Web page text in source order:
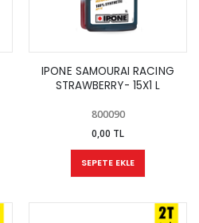
IPONE SAMOURAI RACING
STRAWBERRY- 15X1 L
800090
0,00 TL
SEPETE EKLE